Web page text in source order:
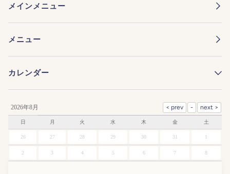
メインメニュー
メニュー
カレンダー
2026年8月
日 月 火 水 木 金 土
26 27 28 29 30 31 1
2 3 4 5 6 7 8